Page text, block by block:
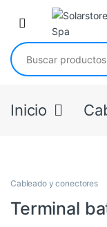
Skip to navigation
Skip to content
Open
Buscar por:
Inicio
Cableado y conectores
Terminal